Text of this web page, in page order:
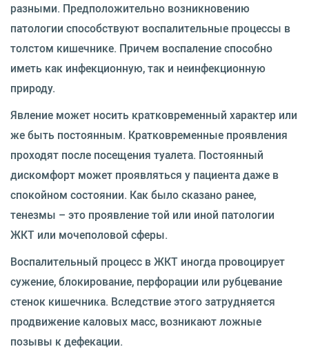
разными. Предположительно возникновению
патологии способствуют воспалительные процессы в
толстом кишечнике. Причем воспаление способно
иметь как инфекционную, так и неинфекционную
природу.
Явление может носить кратковременный характер или
же быть постоянным. Кратковременные проявления
проходят после посещения туалета. Постоянный
дискомфорт может проявляться у пациента даже в
спокойном состоянии. Как было сказано ранее,
тенезмы – это проявление той или иной патологии
ЖКТ или мочеполовой сферы.
Воспалительный процесс в ЖКТ иногда провоцирует
сужение, блокирование, перфорации или рубцевание
стенок кишечника. Вследствие этого затрудняется
продвижение каловых масс, возникают ложные
позывы к дефекации.